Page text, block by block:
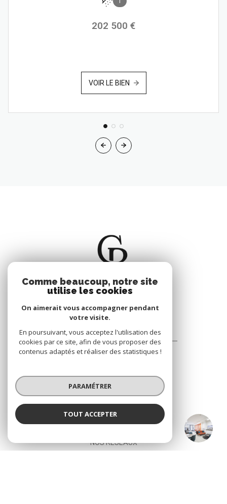
CABINET BONNENFANT
202 500 €
VOIR LE BIEN
CABINET BONNENFANT
29 rue Andre Bonnenfant
01 39 73 60 77
cabonnenfant@gmail.com
NOS RÉSEAUX
Comme beaucoup, notre site
utilise les cookies
On aimerait vous accompagner pendant
votre visite.
En poursuivant, vous acceptez l'utilisation des
cookies par ce site, afin de vous proposer des
contenus adaptés et réaliser des statistiques !
PARAMÉTRER
TOUT ACCEPTER